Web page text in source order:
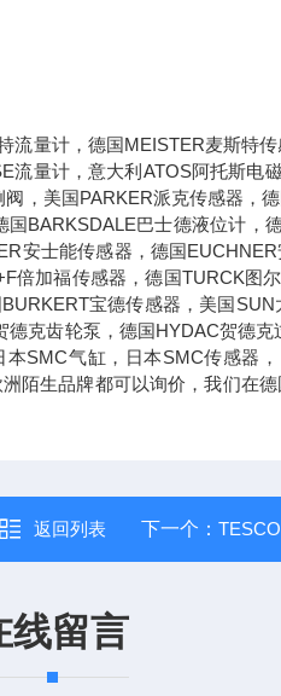
量计，德国MEISTER麦斯特
量计，意大利ATOS阿托斯电
，美国PARKER派克传感器，
BARKSDALE巴士德液位计，
安士能传感器，德国
加福传感器，德国TURCK图
宝德传感器，美国
克齿轮泵，德国HYDAC贺德
SMC气缸，日本SMC传感器
陌生品牌都可以询价，我们在
返回列表 下一个：
线留言